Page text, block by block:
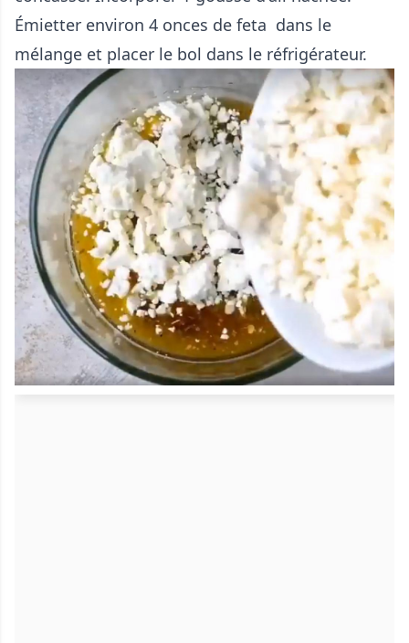
Émietter environ 4 onces de feta dans le
mélange et placer le bol dans le réfrigérateur.